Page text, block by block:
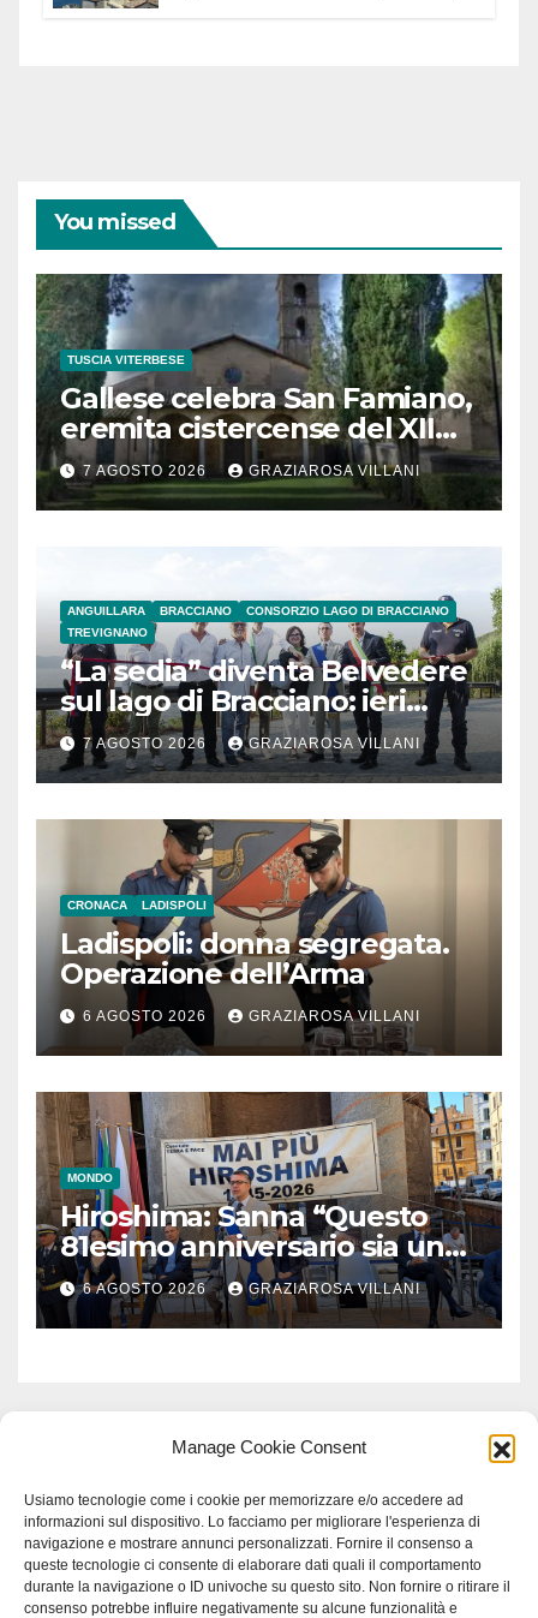
Manage Cookie Consent
Usiamo tecnologie come i cookie per memorizzare e/o accedere ad
informazioni sul dispositivo. Lo facciamo per migliorare l'esperienza di
navigazione e mostrare annunci personalizzati. Fornire il consenso a
queste tecnologie ci consente di elaborare dati quali il comportamento
durante la navigazione o ID univoche su questo sito. Non fornire o ritirare il
consenso potrebbe influire negativamente su alcune funzionalità e
You missed
TUSCIA VITERBESE
Gallese celebra San Famiano,
eremita cistercense del XII
secolo
7 AGOSTO 2026 GRAZIAROSA VILLANI
ANGUILLARA BRACCIANO
CONSORZIO LAGO DI BRACCIANO
TREVIGNANO
“La sedia” diventa Belvedere
sul lago di Bracciano: ieri
l’inaugurazione
7 AGOSTO 2026 GRAZIAROSA VILLANI
CRONACA LADISPOLI
Ladispoli: donna segregata.
Operazione dell’Arma
6 AGOSTO 2026 GRAZIAROSA VILLANI
MONDO
Hiroshima: Sanna “Questo
81esimo anniversario sia un
monito per tutti”
6 AGOSTO 2026 GRAZIAROSA VILLANI